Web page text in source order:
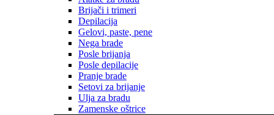
Brijači i trimeri
Depilacija
Gelovi, paste, pene
Nega brade
Posle brijanja
Posle depilacije
Pranje brade
Setovi za brijanje
Ulja za bradu
Zamenske oštrice